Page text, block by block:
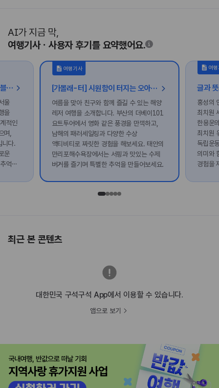
AI가 지금 막,
여행기사ㆍ사용자 후기를 요약했어요.
[가볼래-터] 지붕 아래 아트 트래블, 시원한 감성 데이트
울
을
적인
며,
니다.
운
억을
여행기사
[가볼래-터] 시원함이 터지는 오아시스, 친구와 함께 가는 해양 레저 여행
여름을 맞아 친구와 함께 즐길 수 있는 해양
레저 여행을 소개합니다. 부산의 더베이101
요트투어에서 영화 같은 풍경을 만끽하고,
남해의 패러세일링과 다양한 수상
액티비티로 짜릿한 경험을 해보세요. 태안의
만리포해수욕장에서는 서핑과 맛있는 수제
버거를 즐기며 특별한 추억을 만들어보세요.
여
홍성의
최치원
한용운
최치원
독립운
의미와
경험을
최근 본 콘텐츠
대한민국 구석구석 App에서 이용할 수 있습니다.
앱으로 보기